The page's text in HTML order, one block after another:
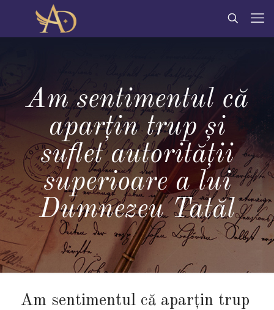
Am sentimentul că
aparțin trup și
suflet autorității
superioare a lui
Dumnezeu Tatăl
Am sentimentul că aparțin trup